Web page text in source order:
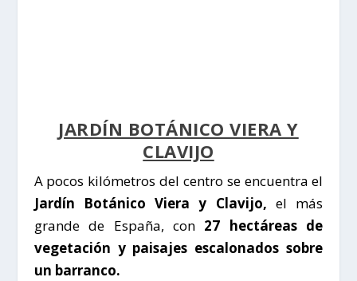
JARDÍN BOTÁNICO VIERA Y
CLAVIJO
A pocos kilómetros del centro se encuentra el
Jardín Botánico Viera y Clavijo, el más
grande de España, con 27 hectáreas de
vegetación y paisajes escalonados sobre
un barranco.